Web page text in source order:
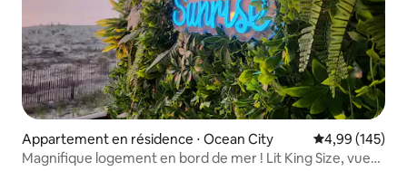
Appartement en résidence ⋅ Ocean City Évaluation
4,99 (145)
Magnifique logement en bord de mer ! Lit King Size, vue